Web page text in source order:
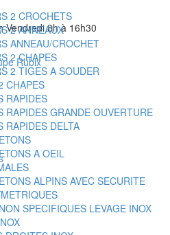
2 CROCHETS
2 ANNEAUX
ANNEAU/CROCHET
2 CHAPES
2 TIGES A SOUDER
CHAPES
RAPIDES
RAPIDES GRANDE OUVERTURE
RAPIDES DELTA
A OEIL
ALPINS AVEC SECURITE
SPECIFIQUES LEVAGE INOX
Vendredi 8h à 16h30
Rubix